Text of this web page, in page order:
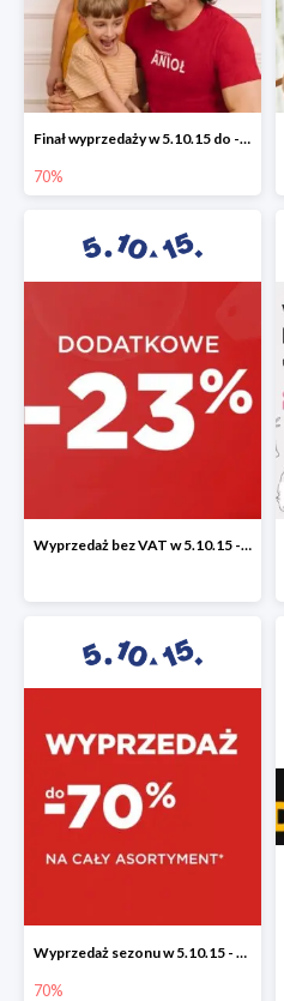
Finał wyprzedaży w 5.10.15 do -70%
70%
Wyprzedaż bez VAT w 5.10.15 - dodatkowe -23% rabatu
Wyprzedaż sezonu w 5.10.15 - cały asortyment -70%
70%